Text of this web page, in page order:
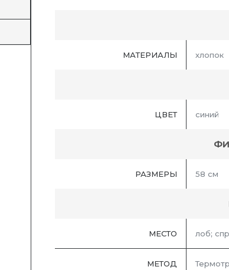
МАТЕРИАЛЫ хлопок
ЦВЕТ синий
РАЗМЕРЫ 58 см
МЕСТО лоб;
МЕТОД